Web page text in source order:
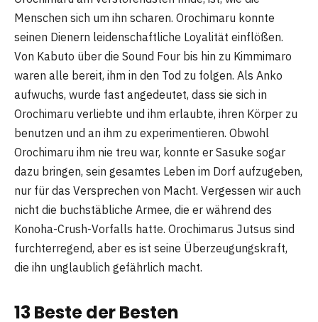
Menschen sich um ihn scharen. Orochimaru konnte
seinen Dienern leidenschaftliche Loyalität einflößen.
Von Kabuto über die Sound Four bis hin zu Kimmimaro
waren alle bereit, ihm in den Tod zu folgen. Als Anko
aufwuchs, wurde fast angedeutet, dass sie sich in
Orochimaru verliebte und ihm erlaubte, ihren Körper zu
benutzen und an ihm zu experimentieren. Obwohl
Orochimaru ihm nie treu war, konnte er Sasuke sogar
dazu bringen, sein gesamtes Leben im Dorf aufzugeben,
nur für das Versprechen von Macht. Vergessen wir auch
nicht die buchstäbliche Armee, die er während des
Konoha-Crush-Vorfalls hatte. Orochimarus Jutsus sind
furchterregend, aber es ist seine Überzeugungskraft,
die ihn unglaublich gefährlich macht.
13 Beste der Besten